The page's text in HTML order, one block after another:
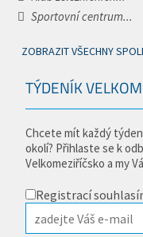
Sportovní centrum...
ZOBRAZIT VŠECHNY
TÝDENÍK
Chcete mít každý
okolí? Přihlaste se k
Velkomeziříčsko a my
Registrací